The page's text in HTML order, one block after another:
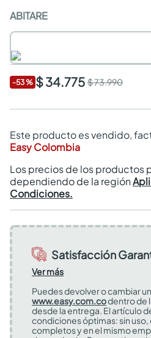
ABITARE
-53% $ 34.775$ 73.990
Este producto es vendido,
Easy Colombia
Los precios de los productos
dependiendo de la región
Condiciones.
Satisfacción
Ver más
Puedes devolver o cambiar
www.easy.com.codentro de
desde la entrega. El artículo
condiciones óptimas: sin
completos y en el mismo
pisos
armarios closet
comedores
neveras